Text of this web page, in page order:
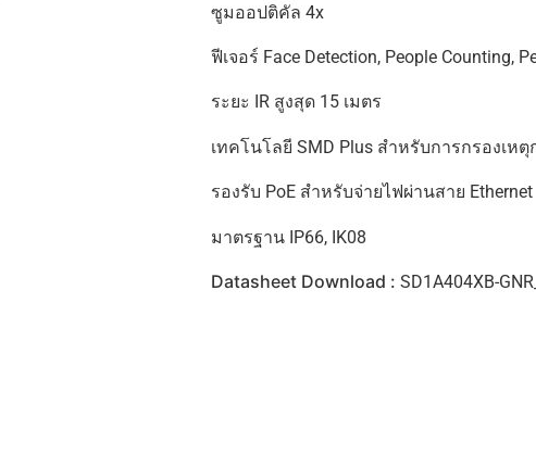
ซูมออปติคัล 4x
ฟีเจอร์ Face Detection, People Counting,
ระยะ IR สูงสุด 15 เมตร
เทคโนโลยี SMD Plus สำหรับการกรองเ
รองรับ PoE สำหรับจ่ายไฟผ่านสาย Ethernet
มาตรฐาน IP66, IK08
Datasheet Download : SD1A404XB-